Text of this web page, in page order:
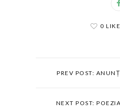
0
PREV POST:
NEXT POST: